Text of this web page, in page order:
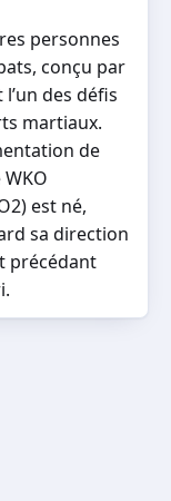
personnes
conçu par
des défis
martiaux.
de
est né,
sa direction
précédant